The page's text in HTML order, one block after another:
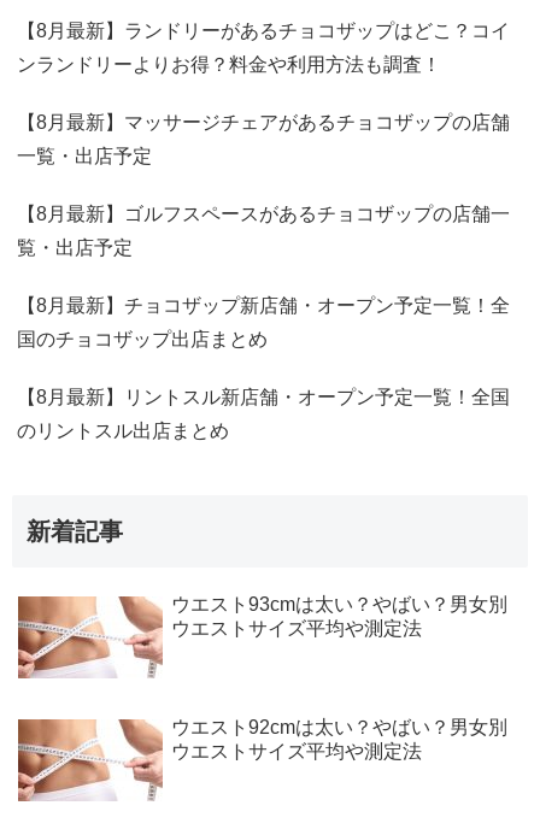
【8月最新】ランドリーがあるチョコザップはどこ？コイ
ンランドリーよりお得？料金や利用方法も調査！
【8月最新】マッサージチェアがあるチョコザップの店舗
一覧・出店予定
【8月最新】ゴルフスペースがあるチョコザップの店舗一
覧・出店予定
【8月最新】チョコザップ新店舗・オープン予定一覧！全
国のチョコザップ出店まとめ
【8月最新】リントスル新店舗・オープン予定一覧！全国
のリントスル出店まとめ
新着記事
ウエスト93cmは太い？やばい？男女別
ウエストサイズ平均や測定法
ウエスト92cmは太い？やばい？男女別
ウエストサイズ平均や測定法